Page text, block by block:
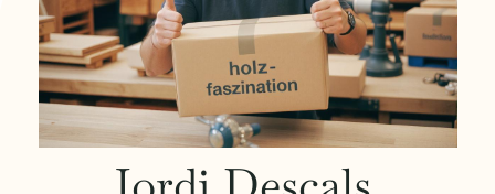
Aktuelles
Unsere Kunden
Kontakt